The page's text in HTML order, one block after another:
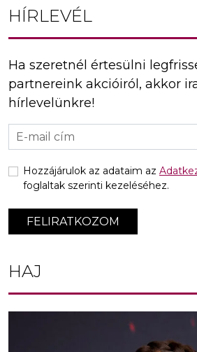
HÍRLEVÉL
Ha szeretnél értesülni
partnereink akcióiról, akkor
hírlevelünkre!
FELIRATKOZOM
Hozzájárulok az adataim az
foglaltak szerinti kezeléséhez.
HAJ